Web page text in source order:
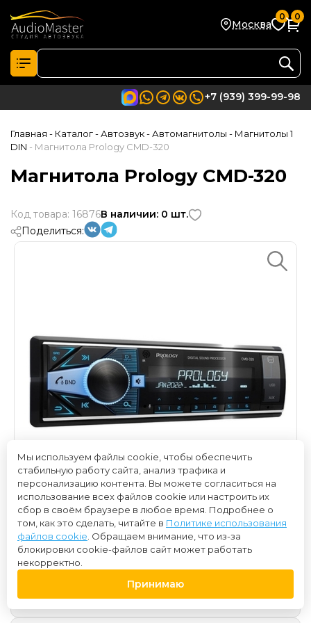
Москва
0 0
+7 (939) 399-99-98
Главная - Каталог- Автозвук- Автомагнитолы - Магнитолы 1
DIN - Магнитола Prology CMD-320
Магнитола Prology CMD-320
Код товара: 16876В наличии: 0 шт.
Поделиться:
5 000 ₽
Нет в наличии
Мы используем файлы cookie, чтобы обеспечить
стабильную работу сайта, анализ трафика и
персонализацию контента. Вы можете согласиться на
использование всех файлов cookie или настроить их
сбор в своём браузере в любое время. Подробнее о
том, как это сделать, читайте в Политике использования
файлов cookie . Обращаем внимание, что из-за
блокировки cookie-файлов сайт может работать
некорректно.
Принимаю